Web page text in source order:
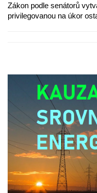
Zákon podle senátorů
privilegovanou na úkor